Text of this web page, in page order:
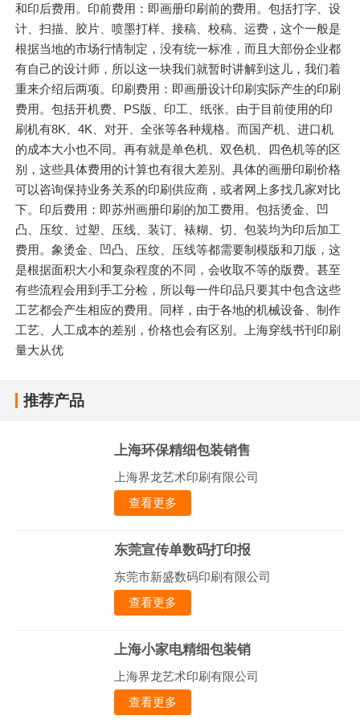
和印后费用。印前费用：即画册印刷前的费用。包括打字、设
计、扫描、胶片、喷墨打样、接稿、校稿、运费，这个一般是
根据当地的市场行情制定，没有统一标准，而且大部份企业都
有自己的设计师，所以这一块我们就暂时讲解到这儿，我们着
重来介绍后两项。印刷费用：即画册设计印刷实际产生的印刷
费用。包括开机费、PS版、印工、纸张。由于目前使用的印
刷机有8K、4K、对开、全张等各种规格。而国产机、进口机
的成本大小也不同。再有就是单色机、双色机、四色机等的区
别，这些具体费用的计算也有很大差别。具体的画册印刷价格
可以咨询保持业务关系的印刷供应商，或者网上多找几家对比
下。印后费用：即苏州画册印刷的加工费用。包括烫金、凹
凸、压纹、过塑、压线、装订、裱糊、切、包装均为印后加工
费用。象烫金、凹凸、压纹、压线等都需要制模版和刀版，这
是根据面积大小和复杂程度的不同，会收取不等的版费。甚至
有些流程会用到手工分检，所以每一件印品只要其中包含这些
工艺都会产生相应的费用。同样，由于各地的机械设备、制作
工艺、人工成本的差别，价格也会有区别。上海穿线书刊印刷
量大从优
推荐产品
上海环保精细包装销售
上海界龙艺术印刷有限公司
查看更多
东莞宣传单数码打印报
东莞市新盛数码印刷有限公司
查看更多
上海小家电精细包装销
上海界龙艺术印刷有限公司
查看更多